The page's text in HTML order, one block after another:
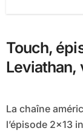
Touch,
Leviathan,
La chaîne américaine FOX vient tout juste de diffuser
l’épisode 2×13